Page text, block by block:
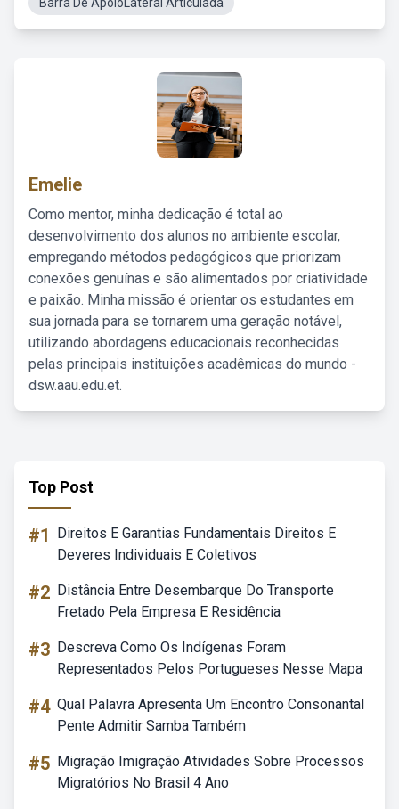
Emelie
Como mentor, minha dedicação é total ao
desenvolvimento dos alunos no ambiente escolar,
empregando métodos pedagógicos que priorizam
conexões genuínas e são alimentados por criatividade
e paixão. Minha missão é orientar os estudantes em
sua jornada para se tornarem uma geração notável,
utilizando abordagens educacionais reconhecidas
pelas principais instituições acadêmicas do mundo -
dsw.aau.edu.et.
Top Post
#1
Direitos E Garantias Fundamentais Direitos E
Deveres Individuais E Coletivos
#2 Distância Entre Desembarque Do Transporte
Fretado Pela Empresa E Residência
#3 Descreva Como Os Indígenas Foram
Representados Pelos Portugueses Nesse Mapa
#4 Qual Palavra Apresenta Um Encontro Consonantal
Pente Admitir Samba Também
#5 Migração Imigração Atividades Sobre Processos
Migratórios No Brasil 4 Ano